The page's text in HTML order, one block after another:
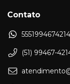
Contato
5551994674214
(51) 99467-